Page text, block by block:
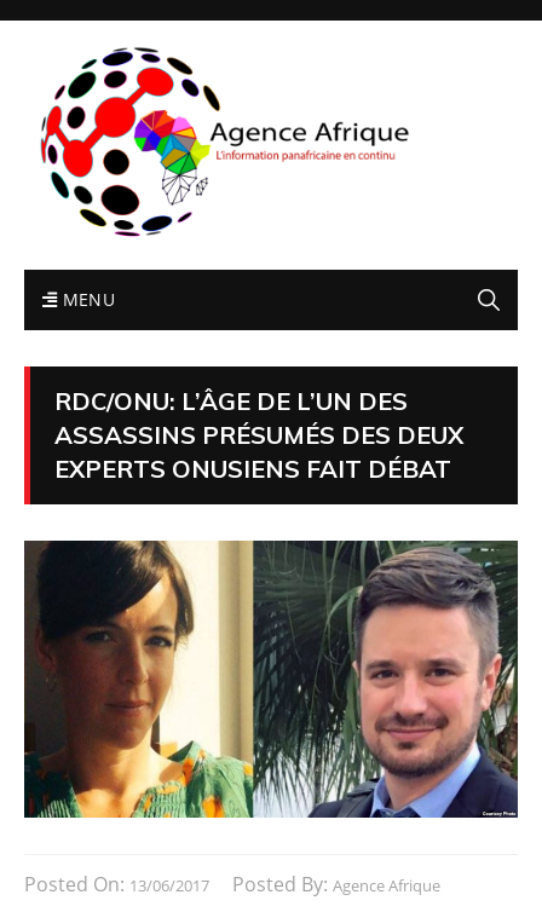
MENU
RDC/ONU: L’ÂGE DE L’UN DES
ASSASSINS PRÉSUMÉS DES DEUX
EXPERTS ONUSIENS FAIT DÉBAT
Posted On: 13/06/2017 Posted By: Agence Afrique